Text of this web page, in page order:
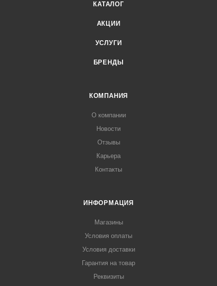
КАТАЛОГ
АКЦИИ
УСЛУГИ
БРЕНДЫ
КОМПАНИЯ
О компании
Новости
Отзывы
Карьера
Контакты
ИНФОРМАЦИЯ
Магазины
Условия оплаты
Условия доставки
Гарантия на товар
Реквизиты